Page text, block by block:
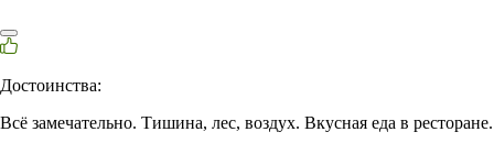
Достоинства:
Всё замечательно. Тишина, лес, воздух. Вкусная еда в ресторане.